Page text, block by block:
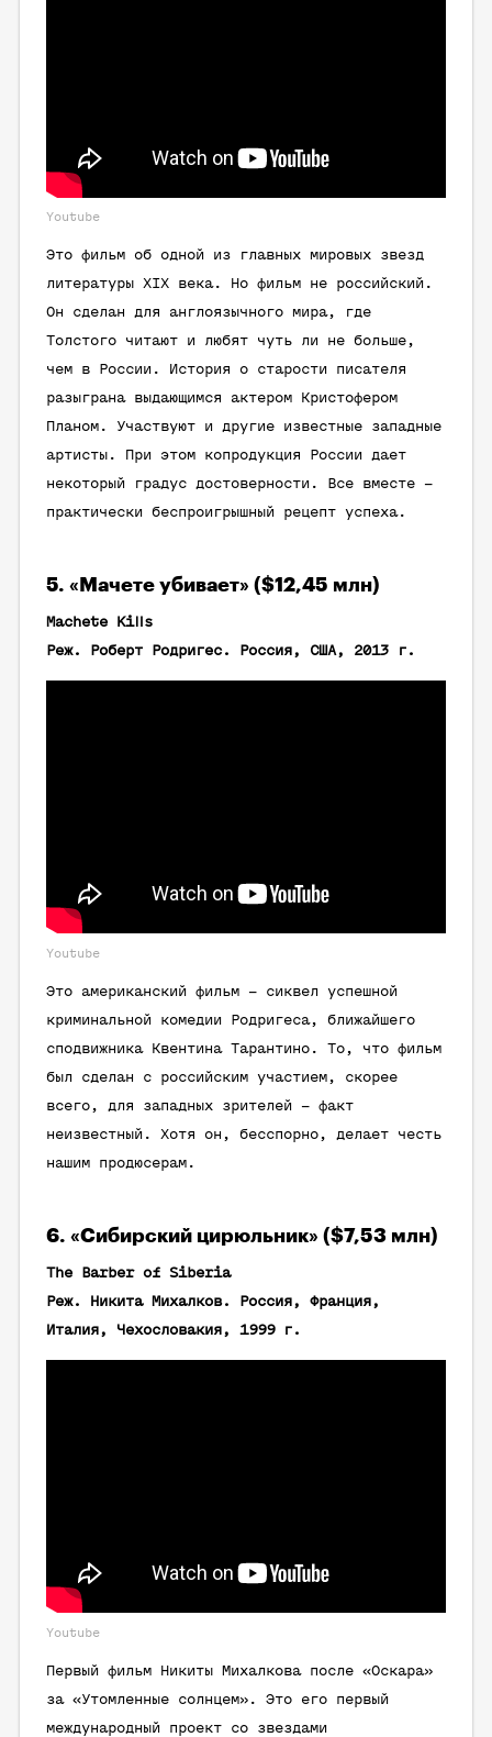
Youtube
Это фильм об одной из главных мировых звезд
литературы XIX века. Но фильм не российский.
Он сделан для англоязычного мира, где
Толстого читают и любят чуть ли не больше,
чем в России. История о старости писателя
разыграна выдающимся актером Кристофером
Планом. Участвуют и другие известные западные
артисты. При этом копродукция России дает
некоторый градус достоверности. Все вместе –
практически беспроигрышный рецепт успеха.
5. «Мачете убивает» ($12,45 млн)
Machete Kills
Реж. Роберт Родригес. Россия, США, 2013 г.
Youtube
Это американский фильм – сиквел успешной
криминальной комедии Родригеса, ближайшего
сподвижника Квентина Тарантино. То, что фильм
был сделан с российским участием, скорее
всего, для западных зрителей – факт
неизвестный. Хотя он, бесспорно, делает честь
нашим продюсерам.
6. «Сибирский цирюльник» ($7,53 млн)
The Barber of Siberia
Реж. Никита Михалков. Россия, Франция,
Италия, Чехословакия, 1999 г.
Youtube
Первый фильм Никиты Михалкова после «Оскара»
за «Утомленные солнцем». Это его первый
международный проект со звездами